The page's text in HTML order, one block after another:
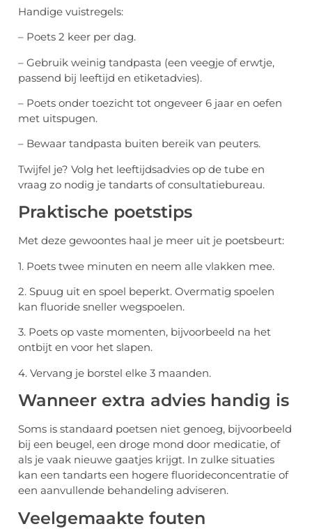
Handige vuistregels:
– Poets 2 keer per dag.
– Gebruik weinig tandpasta (een veegje of erwtje,
passend bij leeftijd en etiketadvies).
– Poets onder toezicht tot ongeveer 6 jaar en oefen
met uitspugen.
– Bewaar tandpasta buiten bereik van peuters.
Twijfel je? Volg het leeftijdsadvies op de tube en
vraag zo nodig je tandarts of consultatiebureau.
Praktische poetstips
Met deze gewoontes haal je meer uit je poetsbeurt:
1. Poets twee minuten en neem alle vlakken mee.
2. Spuug uit en spoel beperkt. Overmatig spoelen
kan fluoride sneller wegspoelen.
3. Poets op vaste momenten, bijvoorbeeld na het
ontbijt en voor het slapen.
4. Vervang je borstel elke 3 maanden.
Wanneer extra advies handig is
Soms is standaard poetsen niet genoeg, bijvoorbeeld
bij een beugel, een droge mond door medicatie, of
als je vaak nieuwe gaatjes krijgt. In zulke situaties
kan een tandarts een hogere fluorideconcentratie of
een aanvullende behandeling adviseren.
Veelgemaakte fouten